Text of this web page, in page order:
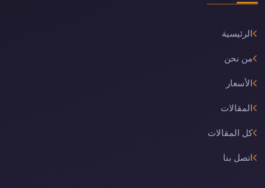
الرئيسية
من نحن
الأسعار
المقالات
كل المقالات
اتصل بنا